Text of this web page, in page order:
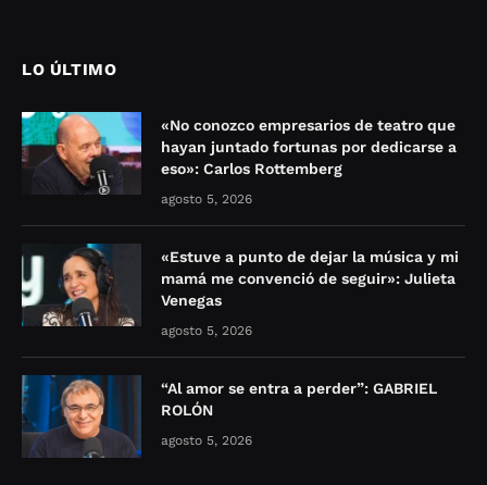
LO ÚLTIMO
«No conozco empresarios de teatro que
hayan juntado fortunas por dedicarse a
eso»: Carlos Rottemberg
agosto 5, 2026
«Estuve a punto de dejar la música y mi
mamá me convenció de seguir»: Julieta
Venegas
agosto 5, 2026
“Al amor se entra a perder”: GABRIEL
ROLÓN
agosto 5, 2026